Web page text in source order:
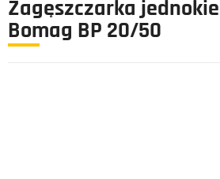
Zagęszczarka
Bomag BP 20/50